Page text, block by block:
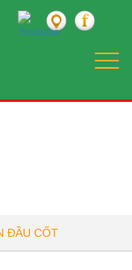
ĐẦU CỐT